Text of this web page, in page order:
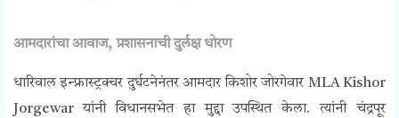
आमदारांचा आवाज, प्रशासनाची दुर्लक्ष धोरण
धारिवाल इन्फ्रास्ट्रक्चर दुर्घटनेनंतर आमदार किशोर जोरगेवार MLA Kishor
Jorgewar यांनी विधानसभेत हा मुद्दा उपस्थित केला. त्यांनी चंद्रपूर